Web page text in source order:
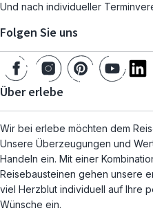
Und nach individueller
Folgen Sie uns
Über erlebe
Wir bei erlebe möchten dem
Unsere Überzeugungen und
Handeln ein. Mit einer
Reisebausteinen gehen unsere
viel Herzblut individuell auf Ihre
Wünsche ein.